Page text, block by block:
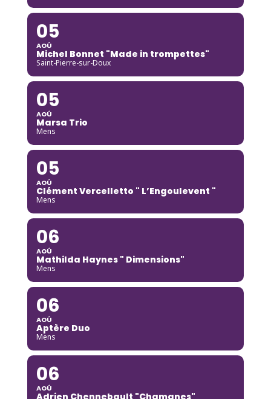
05
AOÛ
Michel Bonnet "Made in trompettes"
Saint-Pierre-sur-Doux
05
AOÛ
Marsa Trio
Mens
05
AOÛ
Clément Vercelletto " L’Engoulevent "
Mens
06
AOÛ
Mathilda Haynes " Dimensions"
Mens
06
AOÛ
Aptère Duo
Mens
06
AOÛ
Adrien Chennebault "Chamanes"